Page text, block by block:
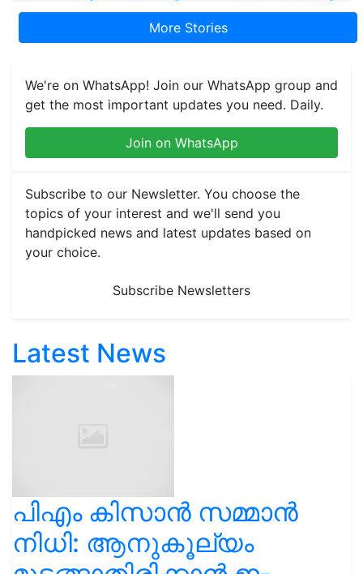
More Stories
We're on WhatsApp! Join our WhatsApp group and
get the most important updates you need. Daily.
Join on WhatsApp
Subscribe to our Newsletter. You choose the
topics of your interest and we'll send you
handpicked news and latest updates based on
your choice.
Subscribe Newsletters
Latest News
പിഎം കിസാൻ സമ്മാൻ
നിധി: ആനുകൂല്യം